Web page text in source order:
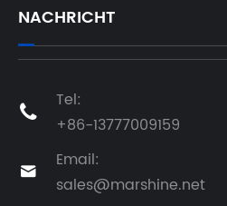
NACHRICHT

Tel:
+86-13777009159

Email:
sales@marshine.net